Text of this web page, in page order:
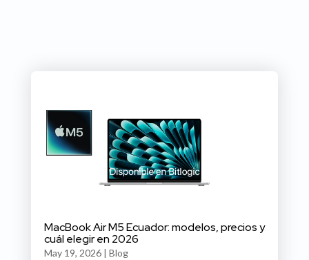
MacBook Air M5 Ecuador: modelos, precios y
cuál elegir en 2026
May 19, 2026| Blog